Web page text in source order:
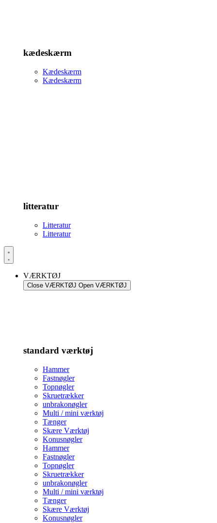
kædeskærm
Kædeskærm
Kædeskærm
litteratur
Litteratur
Litteratur
VÆRKTØJ
Close VÆRKTØJ Open VÆRKTØJ
standard værktøj
Hammer
Fastnøgler
Topnøgler
Skruetrækker
unbrakonøgler
Multi / mini værktøj
Tænger
Skære Værktøj
Konusnøgler
Hammer
Fastnøgler
Topnøgler
Skruetrækker
unbrakonøgler
Multi / mini værktøj
Tænger
Skære Værktøj
Konusnøgler